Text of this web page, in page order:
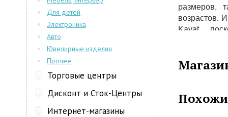
размеров,
возрастов.
Kavat,
мира с
по улице,
Для детей
Электроника
Авто
Ювелирные изделия
Прочее
Торговые центры
Дисконт и Сток-Центры
Интернет-магазины